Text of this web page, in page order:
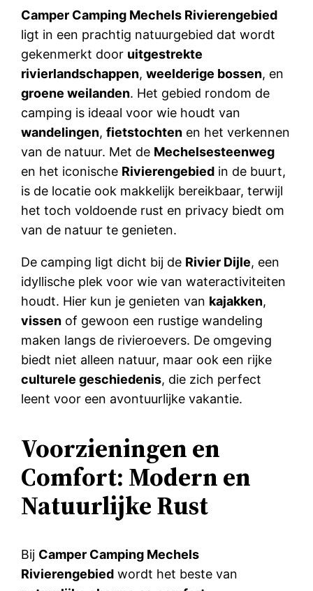
Camper Camping Mechels Rivierengebied
ligt in een prachtig natuurgebied dat wordt
gekenmerkt door uitgestrekte
rivierlandschappen,weelderige bossen, en
groene weilanden. Het gebied rondom de
camping is ideaal voor wie houdt van
wandelingen,fietstochten en het verkennen
van de natuur. Met de Mechelsesteenweg
en het iconische Rivierengebied in de buurt,
is de locatie ook makkelijk bereikbaar, terwijl
het toch voldoende rust en privacy biedt om
van de natuur te genieten.
De camping ligt dicht bij de Rivier Dijle, een
idyllische plek voor wie van wateractiviteiten
houdt. Hier kun je genieten van kajakken,
vissen of gewoon een rustige wandeling
maken langs de rivieroevers. De omgeving
biedt niet alleen natuur, maar ook een rijke
culturele geschiedenis, die zich perfect
leent voor een avontuurlijke vakantie.
Voorzieningen en
Comfort: Modern en
Natuurlijke Rust
Bij Camper Camping Mechels
Rivierengebied wordt het beste van